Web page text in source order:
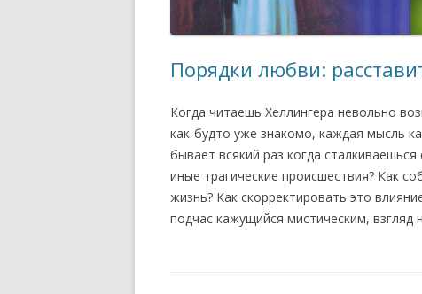
Порядки любви:
Когда читаешь Хеллингера невольно
как-будто уже знакомо, каждая мысль
бывает всякий раз когда
иные трагические происшествия? Как
жизнь? Как скорректировать это
подчас кажущийся мистическим, взгляд